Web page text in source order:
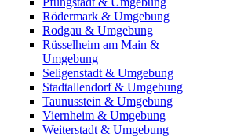
Rödermark & Umgebung
Rodgau & Umgebung
Rüsselheim am Main &
Umgebung
Seligenstadt & Umgebung
Stadtallendorf & Umgebung
Taunusstein & Umgebung
Viernheim & Umgebung
Weiterstadt & Umgebung